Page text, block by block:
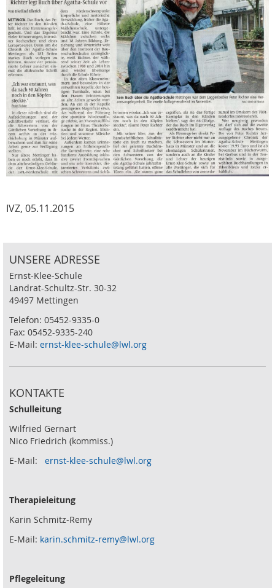
IVZ, 05.11.2015
UNSERE ADRESSE
Ernst-Klee-Schule
Landrat-Schultz-Str. 30-32
49497 Mettingen
Telefon: 05452-9335-0
Fax: 05452-9335-240
E-Mail: ernst-klee-schule@lwl.org
KONTAKTE
Schulleitung
Wilfried Gernart
Nico Friedrich (kommiss.)
E-Mail: ernst-klee-schule@lwl.org
Therapieleitung
Karin Schmitz-Remy
E-Mail: karin.schmitz-remy@lwl.org
Pflegeleitung